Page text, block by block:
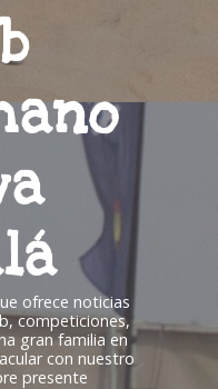
ofrece noticias
competiciones,
gran familia en
con nuestro
presente